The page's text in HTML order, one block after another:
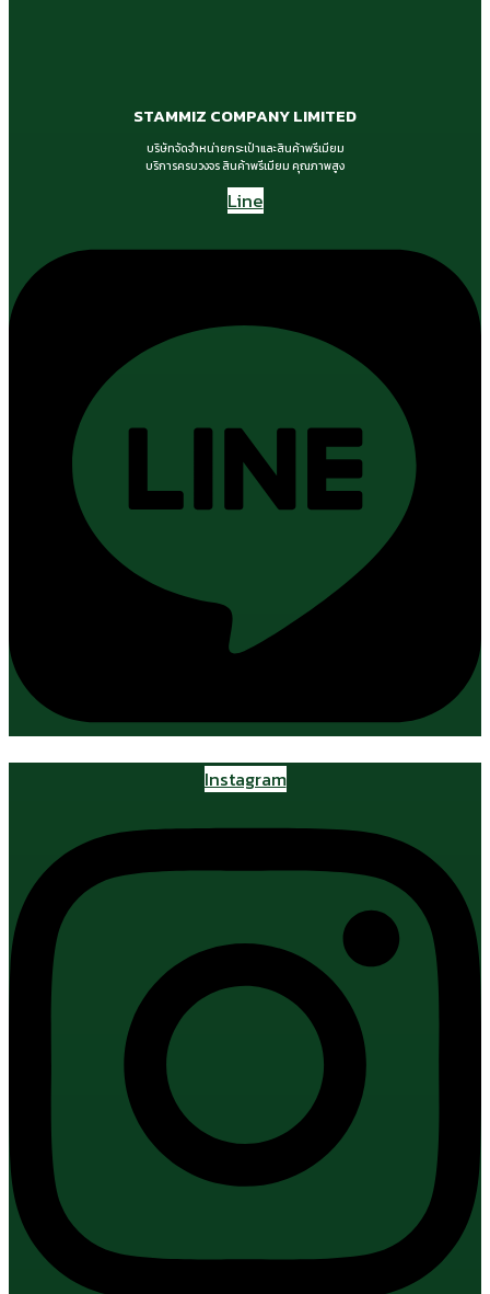
STAMMIZ COMPANY LIMITED
บริษัทจัดจำหน่ายกระเป๋าและสินค้าพรีเมียม
บริการครบวงจร สินค้าพรีเมียม คุณภาพสูง
Line
Instagram